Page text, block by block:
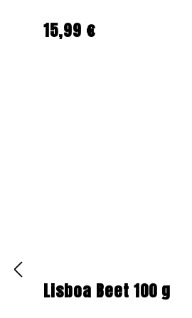
Regulärer Preis:
15,99 €
Lisboa Beet 100 g